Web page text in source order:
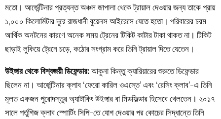
মতো। আর্জেন্টিনার প্রত্যন্ত অঞ্চল জাপালা থেকে ট্রায়াল দেওয়ার জন্য তাকে প্রায়
১,০০০ কিলোমিটার দূরে রাজধানী বুয়েনস আইরেসে যেতে হতো। পরিবারের চরম
আর্থিক অনটনের কারণে অনেক সময় ট্রেনের টিকিট কাটার টাকা থাকত না। টিকিট
ছাড়াই লুকিয়ে ট্রেনে চড়ে, কঠোর সংগ্রাম করে তিনি ট্রায়াল দিতে যেতেন।
উইঙ্গার থেকে বিশ্বজয়ী ডিফেন্ডার:আকুনা কিন্তু ক্যারিয়ারের শুরুতে ডিফেন্ডার
ছিলেন না। আর্জেন্টিনার ক্লাব ‘ফেরো কারিল ওএস্তে’ এবং ‘রেসিং ক্লাব’-এ তিনি
মূলত একজন পুরোদস্তুর অ্যাটাকিং উইঙ্গার বা মিডফিল্ডার হিসেবে খেলতেন। ২০১৭
সালে পর্তুগিজ ক্লাব স্পোর্টিং সিপি-তে যোগ দেওয়ার পর কোচের সিদ্ধান্তে তিনি